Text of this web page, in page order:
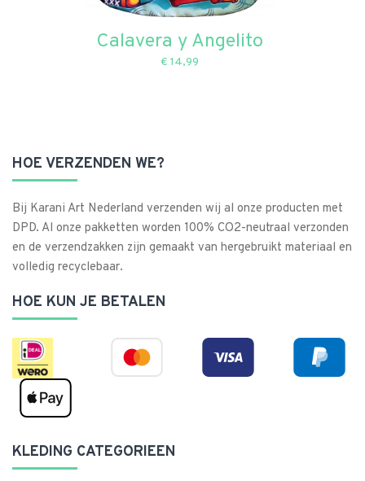
Calavera y Angelito
€ 14,99
HOE VERZENDEN WE?
Bij Karani Art Nederland verzenden wij al onze producten met
DPD. Al onze pakketten worden 100% CO2-neutraal verzonden
en de verzendzakken zijn gemaakt van hergebruikt materiaal en
volledig recyclebaar.
HOE KUN JE BETALEN
KLEDING CATEGORIEEN